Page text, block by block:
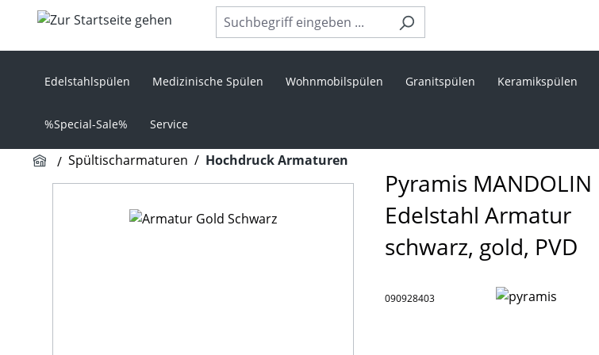
Hauptinhalt springen
Zur Suche springen
Zur Hauptnavigation springen
Edelstahlspülen Medizinische Spülen Wohnmobilspülen Granitspülen Keramikspülen
%Special-Sale% Service
Spültischarmaturen / Hochdruck Armaturen
Pyramis MANDOLIN
Edelstahl Armatur
schwarz, gold, PVD
090928403